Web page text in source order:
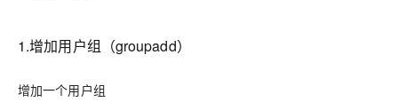
1.增加用户组（groupadd）
增加一个用户组